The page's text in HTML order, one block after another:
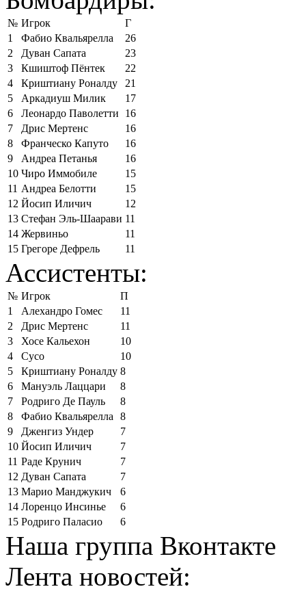
№ Игрок
Г
1
Фабио Квальярелла
26
2
Дуван Сапата
23
3
Кшиштоф Пёнтек
22
4
Криштиану Роналду
21
5
Аркадиуш Милик
17
6
Леонардо Паволетти
16
7
Дрис Мертенс
16
8
Франческо Капуто
16
9
Андреа Петанья
16
10 Чиро Иммобиле
15
11 Андреа Белотти
15
12 Йосип Иличич
12
13 Стефан Эль-Шаарави 11
14 Жервиньо
11
15 Грегоре Дефрель 11
Ассистенты:
№ Игрок
П
1
Алехандро Гомес
11
2
Дрис Мертенс
11
3
Хосе Кальехон
10
4
Сусо
10
5
Криштиану Роналду 8
6
Мануэль Лаццари
8
7
Родриго Де Пауль
8
8
Фабио Квальярелла
8
9
Дженгиз Ундер
7
10 Йосип Иличич
7
11 Раде Крунич
7
12 Дуван Сапата
7
13 Марио Манджукич
6
14 Лоренцо Инсинье
6
15 Родриго Паласио 6
Наша группа Вконтакте
Лента новостей: